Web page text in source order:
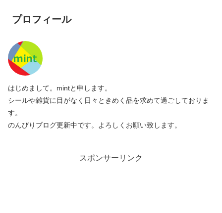
プロフィール
はじめまして。mintと申します。
シールや雑貨に目がなく日々ときめく品を求めて過ごしておりま
す。
のんびりブログ更新中です。よろしくお願い致します。
スポンサーリンク